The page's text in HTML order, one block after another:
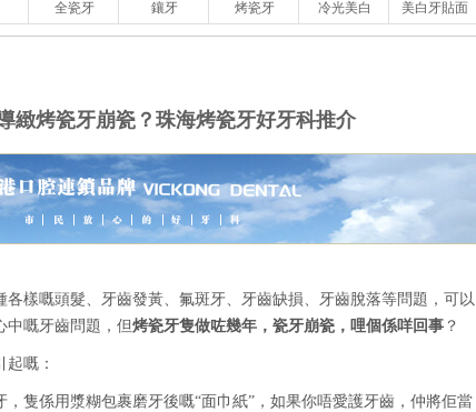
全瓷牙 鑲牙 烤瓷牙 冷光美白 美白牙貼面
緻烤瓷牙崩瓷？珠海烤瓷牙好牙科推介
樣嘅頭髮、牙齒發黃、氟斑牙、牙齒缺損、牙齒脫落等問題，可以
中嘅牙齒問題，但烤瓷牙隻做咗幾年，瓷牙崩瓷，哩個係咩回事 ？
嘅：
係用漿糊包裹磨牙後嘅“面巾紙”，如果你唔愛護牙齒，仲將佢當